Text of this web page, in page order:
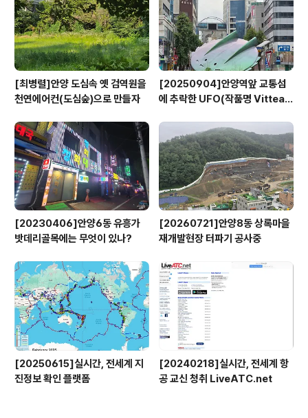
[최병렬]안양 도심속 옛 검역원을
천연에어컨(도심숲)으로 만들자
[20250904]안양역앞 교통섬
에 추락한 UFO(작품명 Vitteau
[20230406]안양6동 유흥가
밧데리골목에는 무엇이 있나?
[20260721]안양8동 상록마을
재개발현장 터파기 공사중
[20250615]실시간, 전세계 지
진정보 확인 플랫폼
[20240218]실시간, 전세계 항
공 교신 청취 LiveATC.net